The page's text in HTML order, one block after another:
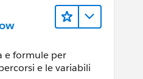
e formule per
e le variabili